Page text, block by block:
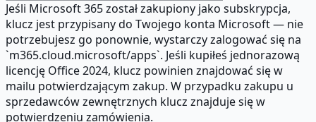
Jeśli Microsoft 365 został zakupiony jako subskrypcja,
klucz jest przypisany do Twojego konta Microsoft — nie
potrzebujesz go ponownie, wystarczy zalogować się na
`m365.cloud.microsoft/apps`. Jeśli kupiłeś jednorazową
licencję Office 2024, klucz powinien znajdować się w
mailu potwierdzającym zakup. W przypadku zakupu u
sprzedawców zewnętrznych klucz znajduje się w
potwierdzeniu zamówienia.